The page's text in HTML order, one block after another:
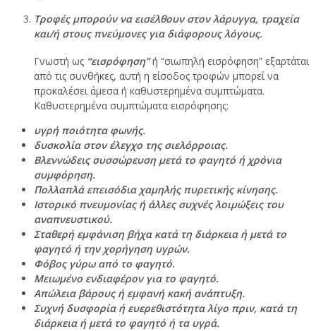
Τροφές μπορούν να εισέλθουν στον λάρυγγα, τραχεία
και/ή στους πνεύμονες για διάφορους λόγους.
Γνωστή ως “εισρόφηση” ή “σιωπηλή εισρόφηση” εξαρτάται
από τις συνθήκες, αυτή η είσοδος τροφών μπορεί να
προκαλέσει άμεσα ή καθυστερημένα συμπτώματα.
Καθυστερημένα συμπτώματα εισρόφησης:
υγρή ποιότητα φωνής.
δυσκολία στον έλεγχο της σιελόρροιας.
Βλεννώδεις συσσώρευση μετά το φαγητό ή χρόνια
συμφόρηση.
Πολλαπλά επεισόδια χαμηλής πυρετικής κίνησης.
Ιστορικό πνευμονίας ή άλλες συχνές λοιμώξεις του
αναπνευστικού.
Σταθερή εμφάνιση βήχα κατά τη διάρκεια ή μετά το
φαγητό ή την χορήγηση υγρών.
Φόβος γύρω από το φαγητό.
Μειωμένο ενδιαφέρον για το φαγητό.
Απώλεια βάρους ή εμφανή κακή ανάπτυξη.
Συχνή δυσφορία ή ευερεθιστότητα λίγο πριν, κατά τη
διάρκεια ή μετά το φαγητό ή τα υγρά.